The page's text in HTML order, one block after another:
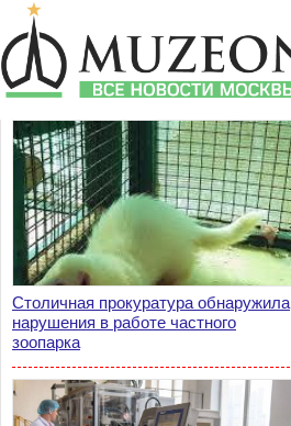
Столичная прокуратура обнаружила
нарушения в работе частного
зоопарка